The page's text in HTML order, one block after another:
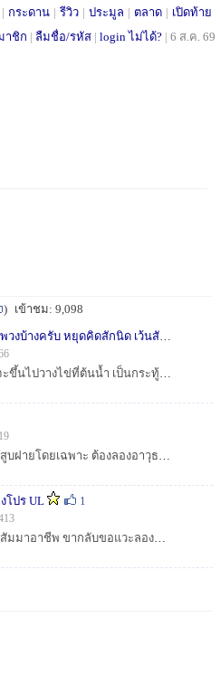
| กระดาน | รีวิว | ประมูล | ตลาด | เปิดท้าย
าชิก | ลืมชื่อ/รหัส | login ไม่ได้? | 6 ส.ค. 69
) เข้าชม: 9,098
ใกล้ฤดูน้ำแดงแล้ว ใครคิดจะไปตกปลาพวงบ้างครับ หยุดคิดสักนิด เว้นสักปีจะดีไหมครับ
ผมจำได้ว่า ปีที่แล้วกระทู้การตกปลาที่จะขึ้นไปวางไข่ที่ต้นน้ำ เป็นกระทู้ที่มีการวิพากวิจารณ์กันอย่างกว้างขวางมาก บ้างก็ว่าเป็นสิทธิ์ส่วนบุคคล บ้างก็ว่า...
พอดีเพิ่งได้คัน UL ที่สั่งมาปราบเจ้ากระสูบฝายโดยเฉพาะ ต้องลองอาวุธใหม่ซะหน่อย ผลจะเป็นยังไงตามไปชมกันครับ...
โปร UL 1
พอดีเดินทางออกต่างจังหวัดเพื่อทำงานสัมมาอาชีพ ขากลับขอแวะลองหมายดังซะหน่อย เห็นภาพน้าๆก็พอรู้แล้วใช่ไหมครับว่าที่ไหน...